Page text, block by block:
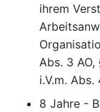
ihrem
Abs. 3 AO,
i.V.m. Abs.
8 Jahre -